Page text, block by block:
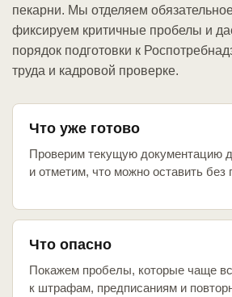
пекарни. Мы отделяем
фиксируем критичные пробелы и
порядок подготовки к
труда и кадровой проверке.
Что уже готово
Проверим текущую документацию
и отметим, что можно оставить без
Что опасно
Покажем пробелы, которые чаще
к штрафам, предписаниям и